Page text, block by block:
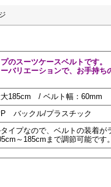
のスーツケースベルトです。
バリエーションで、お手持ち
大185cm / ベルト幅：60mm
バックル/プラスチック
イプなので、ベルトの装着が
～185cmまで調節可能です。